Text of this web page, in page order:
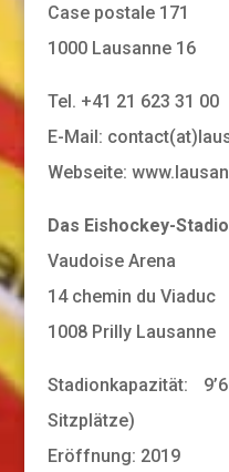
Case postale 171
1000 Lausanne 16
Tel. +41 21 623 31 00
E-Mail:
Webseite:
Das Eishockey-
Vaudoise Arena
14 chemin du Viaduc
1008 Prilly Lausanne
Stadionkapazität:
Sitzplätze)
Eröffnung: 2019